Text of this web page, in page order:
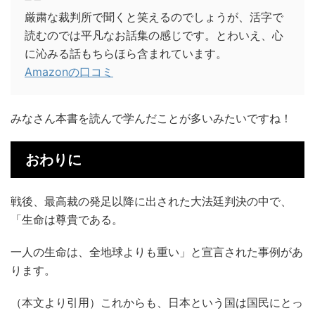
厳粛な裁判所で聞くと笑えるのでしょうが、活字で
読むのでは平凡なお話集の感じです。とわいえ、心
に沁みる話もちらほら含まれています。
Amazonの口コミ
みなさん本書を読んで学んだことが多いみたいですね！
おわりに
戦後、最高裁の発足以降に出された大法廷判決の中で、
「生命は尊貴である。
一人の生命は、全地球よりも重い」と宣言された事例があ
ります。
（本文より引用）これからも、日本という国は国民にとっ